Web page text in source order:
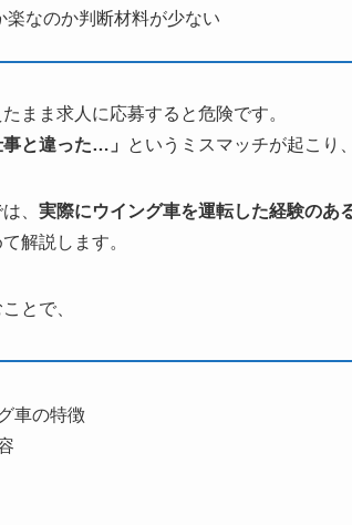
楽なのか判断材料が少ない
まま求人に応募すると危険です。
事と違った…」
というミスマッチが起こり
、 実際にウイング車を運転した経験のあ
解説します。
とで、
車の特徴